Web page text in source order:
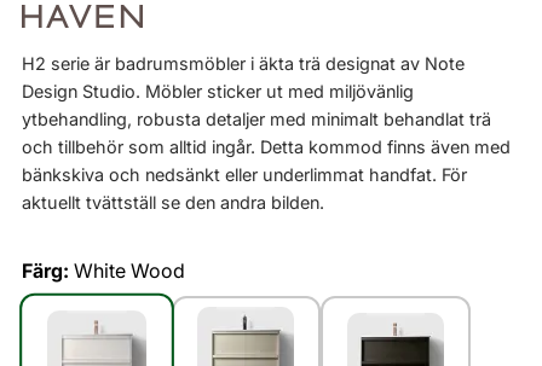
H2 serie är badrumsmöbler i äkta trä designat av Note
Design Studio. Möbler sticker ut med miljövänlig
ytbehandling, robusta detaljer med minimalt behandlat trä
och tillbehör som alltid ingår. Detta kommod finns även med
bänkskiva och nedsänkt eller underlimmat handfat. För
aktuellt tvättställ se den andra bilden.
Färg: White Wood